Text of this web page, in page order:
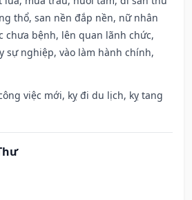
thổ, san nền đắp nền, nữ nhân
chưa bệnh, lên quan lãnh chức,
sự nghiệp, vào làm hành chính,
việc mới, kỵ đi du lịch, kỵ tang